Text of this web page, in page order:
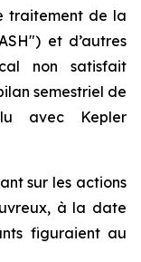
traitement de la
et d’autres
non satisfait
semestriel de
avec Kepler
sur les actions
à la date
figuraient au